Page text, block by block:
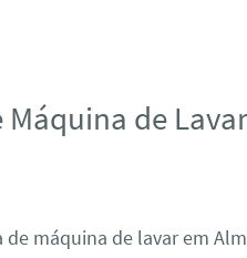
de
máquina de lavar em